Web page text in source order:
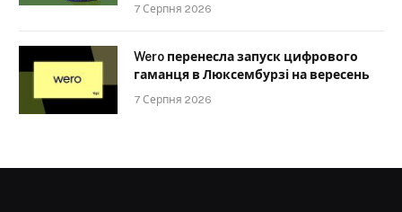
7 Серпня 2026
Wero перенесла запуск цифрового
гаманця в Люксембурзі на вересень
7 Серпня 2026